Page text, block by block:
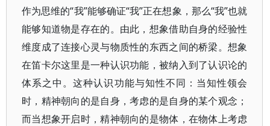
作为思维的“我”能够确证“我”正在想象，那么“我”也就
能够知道物是存在的。由此，想象借助自身的经验性
维度成了连接心灵与物质性的东西之间的桥梁。想象
在笛卡尔这里是一种认识功能，被纳入到了认识论的
体系之中。这种认识功能与知性不同：当知性领会
时，精神朝向的是自身，考虑的是自身的某个观念；
而当想象开启时，精神朝向的是物体，在物体上考虑